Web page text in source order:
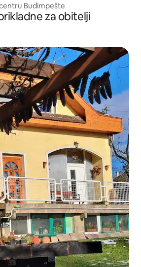
Budimpešte
za obitelji
s oznakom „Odabrali gosti”